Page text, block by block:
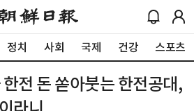
정치 사회 국제 건강 스포츠
전 돈 쏟아붓는 한전공대,